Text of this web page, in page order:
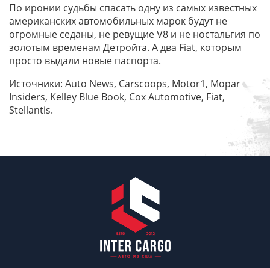
По иронии судьбы спасать одну из самых известных
американских автомобильных марок будут не
огромные седаны, не ревущие V8 и не ностальгия по
золотым временам Детройта. А два Fiat, которым
просто выдали новые паспорта.
Источники: Auto News, Carscoops, Motor1, Mopar
Insiders, Kelley Blue Book, Cox Automotive, Fiat,
Stellantis.